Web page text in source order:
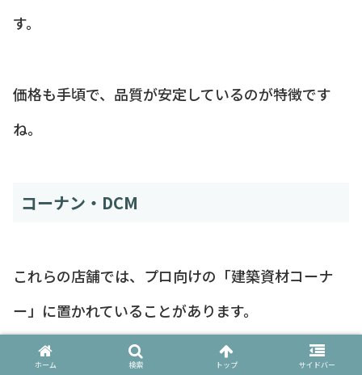
す。
価格も手頃で、品質が安定しているのが特徴です
ね。
コーナン・DCM
これらの店舗では、プロ向けの「建築資材コーナ
ー」に置かれていることがあります。
一般的な文房具売り場ではなく、木材や工具が置い
ホーム 検索 トップ サイドバー